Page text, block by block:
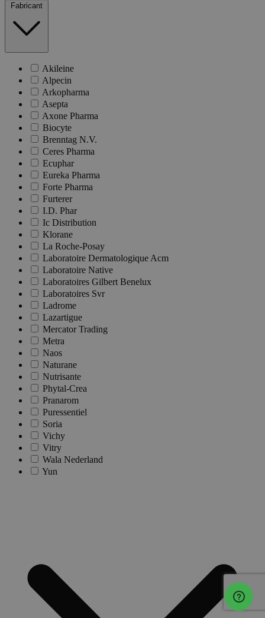
Fabricant
Akileine
Alpecin
Arkopharma
Asepta
Axone Pharma
Biocyte
Brenntag N.V.
Ceres Pharma
Ecuphar
Eureka Pharma
Forte Pharma
Furterer
I.D. Phar
Ic Distribution
Klorane
La Roche-Posay
Laboratoire Dermatologique Acm
Laboratoire Native
Laboratoires Gilbert Benelux
Laboratoires Svr
Ladrome
Lazartigue
Mercator Trading
Metra
Naos
Naturane
Nutrisante
Phytal-Crea
Pranarom
Puressentiel
Soria
Vichy
Vitry
Wala Nederland
Yun